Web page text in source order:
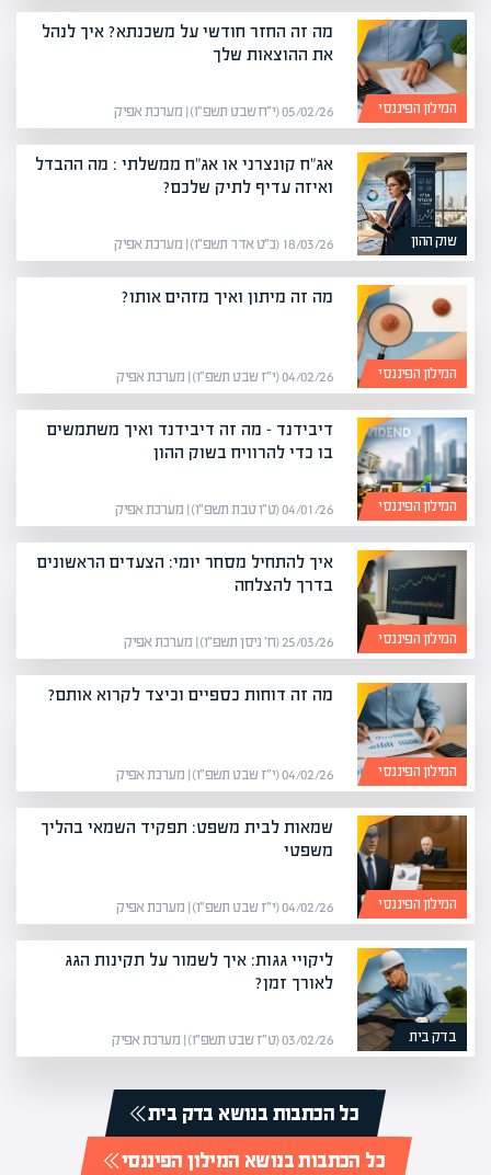
המילון הפיננסי
מה זה החזר חודשי על משכנתא? איך לנהל
את ההוצאות שלך
05/02/26 (י״ח שבט תשפ״ו) | מערכת אפיק
שוק ההון
אג"ח קונצרני או אג"ח ממשלתי : מה ההבדל
ואיזה עדיף לתיק שלכם?
18/03/26 (כ״ט אדר תשפ״ו) | מערכת אפיק
המילון הפיננסי
מה זה מיתון ואיך מזהים אותו?
04/02/26 (י״ז שבט תשפ״ו) | מערכת אפיק
המילון הפיננסי
דיבידנד – מה זה דיבידנד ואיך משתמשים
בו כדי להרוויח בשוק ההון
04/01/26 (ט״ו טבת תשפ״ו) | מערכת אפיק
המילון הפיננסי
איך להתחיל מסחר יומי: הצעדים הראשונים
בדרך להצלחה
25/03/26 (ח׳ ניסן תשפ״ו) | מערכת אפיק
המילון הפיננסי
מה זה דוחות כספיים וכיצד לקרוא אותם?
04/02/26 (י״ז שבט תשפ״ו) | מערכת אפיק
המילון הפיננסי
שמאות לבית משפט: תפקיד השמאי בהליך
משפטי
04/02/26 (י״ז שבט תשפ״ו) | מערכת אפיק
בדק בית
ליקויי גגות: איך לשמור על תקינות הגג
לאורך זמן?
03/02/26 (ט״ז שבט תשפ״ו) | מערכת אפיק
כל הכתבות בנושא בדק בית
כל הכתבות בנושא המילון הפיננסי